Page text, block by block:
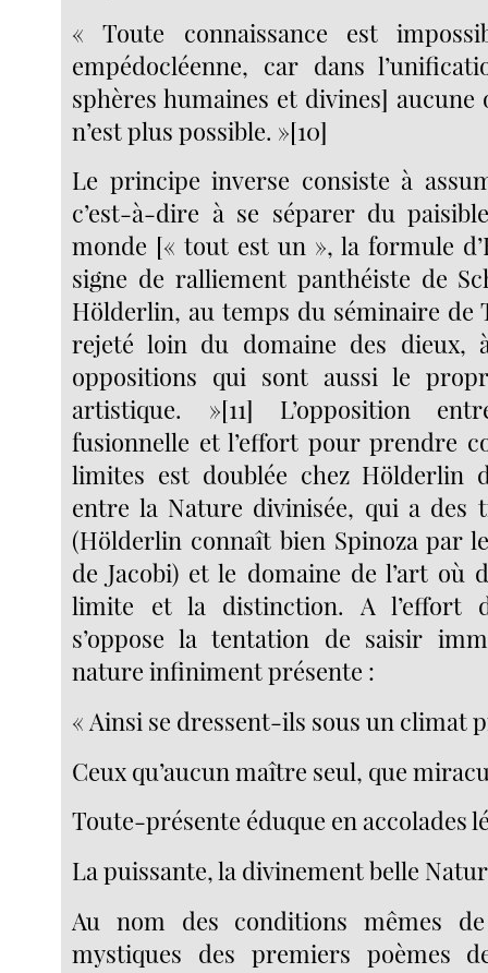
« Toute connaissance est
empédocléenne, car dans
sphères humaines et divines]
n’est plus possible. »[10]
Le principe inverse consiste à
c’est-à-dire à se séparer du
monde [« tout est un », la formule
signe de ralliement panthéiste de
Hölderlin, au temps du séminaire de
rejeté loin du domaine des dieux,
oppositions qui sont aussi le
artistique. »[11] L’opposition
fusionnelle et l’effort pour prendre
limites est doublée chez Hölderlin
entre la Nature divinisée, qui a des
(Hölderlin connaît bien Spinoza par
de Jacobi) et le domaine de l’art où
limite et la distinction. A l’effort
s’oppose la tentation de saisir
nature infiniment présente :
« Ainsi se dressent-ils sous un climat
Ceux qu’aucun maître seul, que
Toute-présente éduque en accolades
La puissante, la divinement belle
Au nom des conditions mêmes
mystiques des premiers poèmes